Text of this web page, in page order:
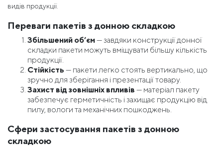
видів продукції.
Переваги пакетів з донною складкою
Збільшений об’єм— завдяки конструкції донної
складки пакети можуть вміщувати більшу кількість
продукції.
Стійкість — пакети легко стоять вертикально, що
зручно для зберігання і презентації товару.
Захист від зовнішніх впливів — матеріал пакету
забезпечує герметичність і захищає продукцію від
пилу, вологи та механічних пошкоджень.
Сфери застосування пакетів з донною
складкою